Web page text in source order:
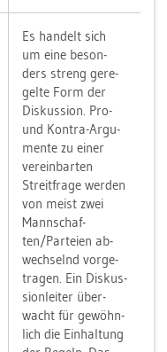
Es han­delt sich
um eine be­son­
ders streng ge­re­
gel­te Form der
Dis­kus­si­on. Pro-
und Kon­tra-Ar­gu­
men­te zu einer
ver­ein­bar­ten
Streit­fra­ge wer­den
von meist zwei
Mann­schaf­
ten/Par­tei­en ab­
wech­selnd vor­ge­
tra­gen. Ein Dis­kus­
si­onlei­ter über­
wacht für ge­wöhn­
lich die Ein­hal­tung